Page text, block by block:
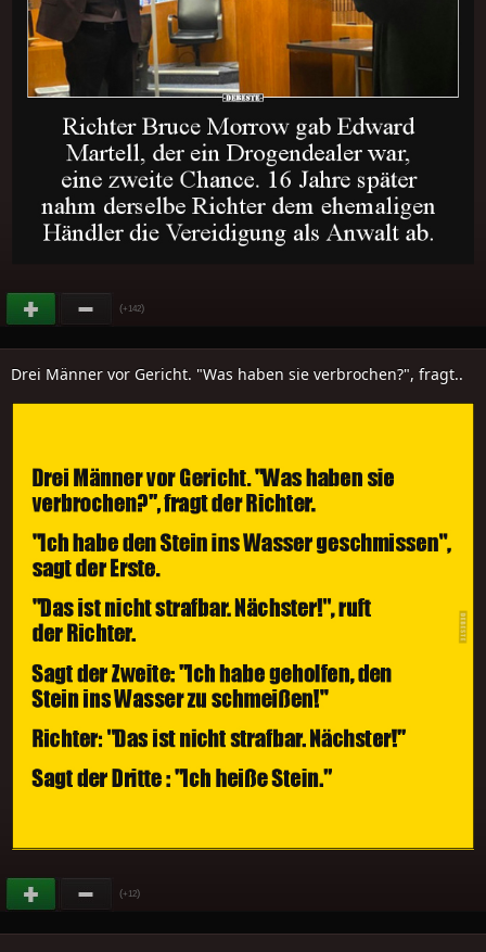
(+142)
Drei Männer vor Gericht. "Was haben sie verbrochen?", fragt..
(+12)